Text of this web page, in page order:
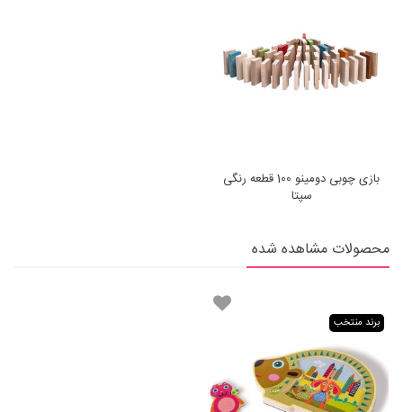
بازی چوبی دومینو 100 قطعه رنگی
سپتا
محصولات مشاهده شده
برند منتخب